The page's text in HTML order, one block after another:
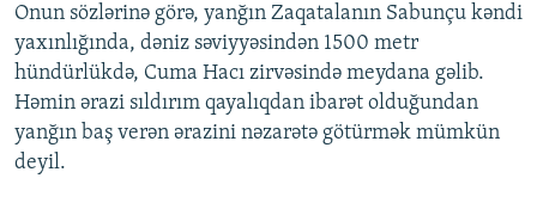
VIDEO
FOTOQALEREYA
KARIKATURA
RADIO ARXIV
OXU ZALI
AZƏRBAYCAN ƏDƏBIYYATI KITABXANASI
İSLAM VƏ DEMOKRATIYA
HAQQIMIZDA
PEŞƏ ETIKASI VƏ JURNALISTIKA STANDARTLARIMIZ
BIZI IZLƏ
Onun sözlərinə görə, yanğın Zaqatalanın Sabunçu kəndi
yaxınlığında, dəniz səviyyəsindən 1500 metr
hündürlükdə, Cuma Hacı zirvəsində meydana gəlib.
Həmin ərazi sıldırım qayalıqdan ibarət olduğundan
yanğın baş verən ərazini nəzarətə götürmək mümkün
deyil.